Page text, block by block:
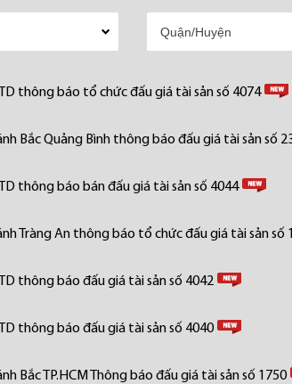
thông báo tổ chức đấu giá tài sản số 4074
Bắc Quảng Bình thông báo đấu giá tài sản số
thông báo bán đấu giá tài sản số 4044
Tràng An thông báo tổ chức đấu giá tài sản số
thông báo đấu giá tài sản số 4042
thông báo đấu giá tài sản số 4040
Bắc TP.HCM Thông báo đấu giá tài sản số 1750